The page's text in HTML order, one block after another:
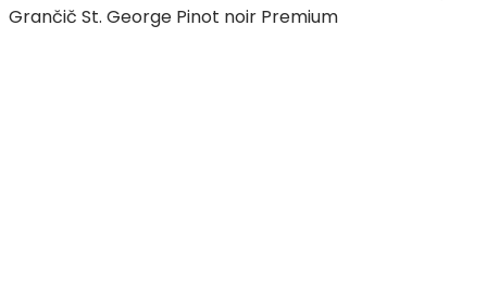
Grančič St. George Pinot noir Premium